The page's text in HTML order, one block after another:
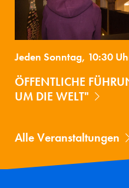
Jeden Sonntag, 10:30
ÖFFENTLICHE
UM DIE WELT"
Alle Veranstaltungen